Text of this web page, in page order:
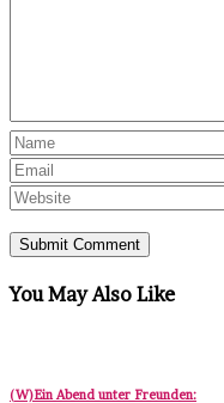
You May Also Like
(W)Ein Abend unter Freunden: